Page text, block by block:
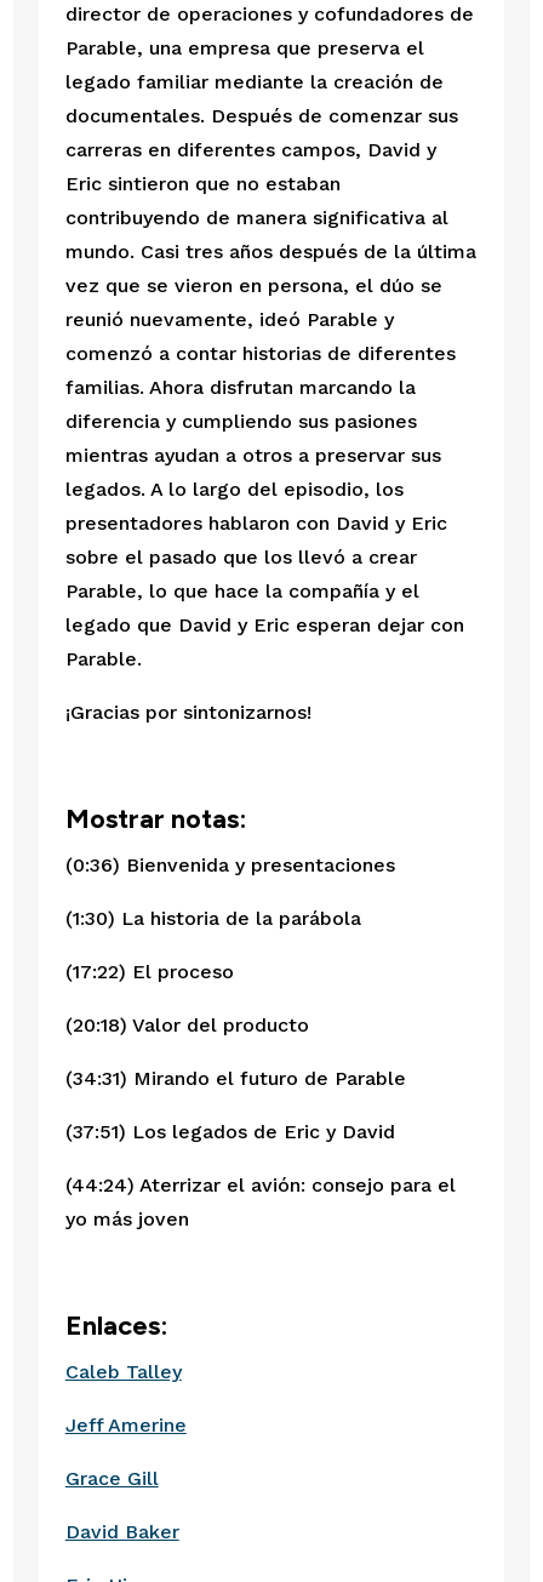
director de operaciones y cofundadores de
Parable, una empresa que preserva el
legado familiar mediante la creación de
documentales. Después de comenzar sus
carreras en diferentes campos, David y
Eric sintieron que no estaban
contribuyendo de manera significativa al
mundo. Casi tres años después de la última
vez que se vieron en persona, el dúo se
reunió nuevamente, ideó Parable y
comenzó a contar historias de diferentes
familias. Ahora disfrutan marcando la
diferencia y cumpliendo sus pasiones
mientras ayudan a otros a preservar sus
legados. A lo largo del episodio, los
presentadores hablaron con David y Eric
sobre el pasado que los llevó a crear
Parable, lo que hace la compañía y el
legado que David y Eric esperan dejar con
Parable.
¡Gracias por sintonizarnos!
Mostrar notas:
(0:36) Bienvenida y presentaciones
(1:30) La historia de la parábola
(17:22) El proceso
(20:18) Valor del producto
(34:31) Mirando el futuro de Parable
(37:51) Los legados de Eric y David
(44:24) Aterrizar el avión: consejo para el
yo más joven
Enlaces:
Caleb Talley
Jeff Amerine
Grace Gill
David Baker